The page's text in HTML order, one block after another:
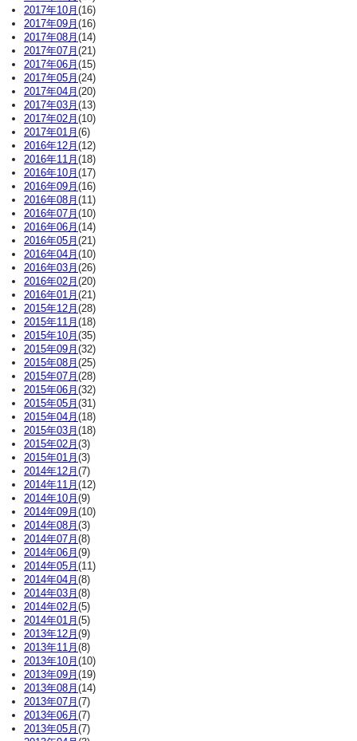
2017年10月 (16)
2017年09月 (16)
2017年08月 (14)
2017年07月 (21)
2017年06月 (15)
2017年05月 (24)
2017年04月 (20)
2017年03月 (13)
2017年02月 (10)
2017年01月 (6)
2016年12月 (12)
2016年11月 (18)
2016年10月 (17)
2016年09月 (16)
2016年08月 (11)
2016年07月 (10)
2016年06月 (14)
2016年05月 (21)
2016年04月 (10)
2016年03月 (26)
2016年02月 (20)
2016年01月 (21)
2015年12月 (28)
2015年11月 (18)
2015年10月 (35)
2015年09月 (32)
2015年08月 (25)
2015年07月 (28)
2015年06月 (32)
2015年05月 (31)
2015年04月 (18)
2015年03月 (18)
2015年02月 (3)
2015年01月 (3)
2014年12月 (7)
2014年11月 (12)
2014年10月 (9)
2014年09月 (10)
2014年08月 (3)
2014年07月 (8)
2014年06月 (9)
2014年05月 (11)
2014年04月 (8)
2014年03月 (8)
2014年02月 (5)
2014年01月 (5)
2013年12月 (9)
2013年11月 (8)
2013年10月 (10)
2013年09月 (19)
2013年08月 (14)
2013年07月 (7)
2013年06月 (7)
2013年05月 (7)